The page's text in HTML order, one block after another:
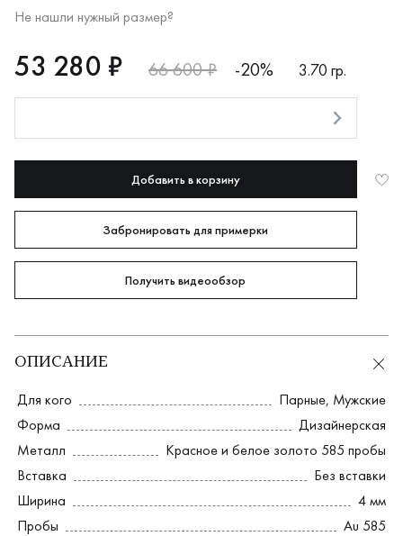
Не нашли нужный размер?
RUB
53280
53 280 ₽ 66 600 ₽ -20%
3.70 гр.
Добавить в корзину
Забронировать для примерки
Получить видеообзор
ОПИСАНИЕ
Для кого Парные, Мужские
Форма
Дизайнерская
Металл
Красное и белое золото 585 пробы
Вставка
Без вставки
Ширина
4 мм
Пробы
Au 585